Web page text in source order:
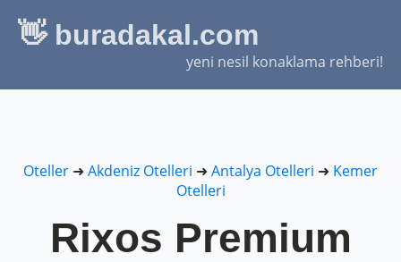
👋 buradakal.com
yeni nesil konaklama rehberi!
Oteller ➜ Akdeniz Otelleri ➜ Antalya Otelleri ➜ Kemer
Otelleri
Rixos Premium